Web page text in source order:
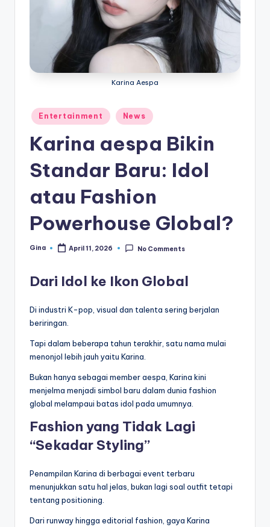
Karina Aespa
Posted
in
Entertainment News
Karina aespa Bikin
Standar Baru: Idol
atau Fashion
Powerhouse Global?
Posted
Gina April 11, 2026 No Comments
Dari Idol ke Ikon Global
Di industri K-pop, visual dan talenta sering berjalan
beriringan.
Tapi dalam beberapa tahun terakhir, satu nama mulai
menonjol lebih jauh yaitu Karina.
Bukan hanya sebagai member aespa, Karina kini
menjelma menjadi simbol baru dalam dunia fashion
global melampaui batas idol pada umumnya.
Fashion yang Tidak Lagi
“Sekadar Styling”
Penampilan Karina di berbagai event terbaru
menunjukkan satu hal jelas, bukan lagi soal outfit tetapi
tentang positioning.
Dari runway hingga editorial fashion, gaya Karina